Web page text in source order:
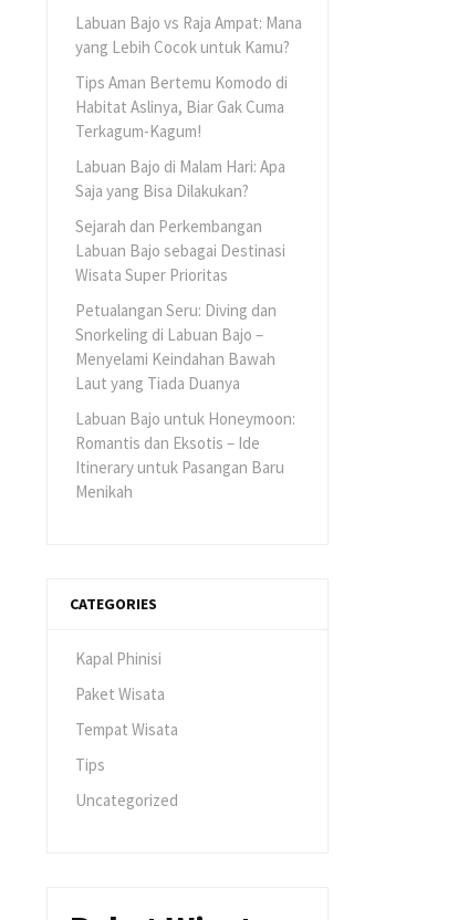
Labuan Bajo vs Raja Ampat: Mana
yang Lebih Cocok untuk Kamu?
Tips Aman Bertemu Komodo di
Habitat Aslinya, Biar Gak Cuma
Terkagum-Kagum!
Labuan Bajo di Malam Hari: Apa
Saja yang Bisa Dilakukan?
Sejarah dan Perkembangan
Labuan Bajo sebagai Destinasi
Wisata Super Prioritas
Petualangan Seru: Diving dan
Snorkeling di Labuan Bajo –
Menyelami Keindahan Bawah
Laut yang Tiada Duanya
Labuan Bajo untuk Honeymoon:
Romantis dan Eksotis – Ide
Itinerary untuk Pasangan Baru
Menikah
CATEGORIES
Kapal Phinisi
Paket Wisata
Tempat Wisata
Tips
Uncategorized